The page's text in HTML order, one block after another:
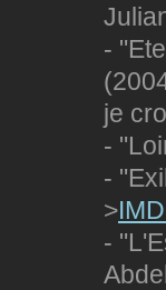
-
je
-
-
>
-